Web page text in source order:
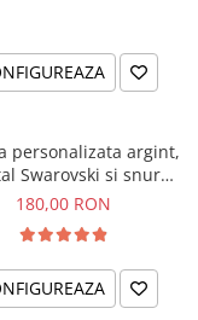
personalizata argint,
Swarovski si snur
reglabil Albinuta
180,00 RON